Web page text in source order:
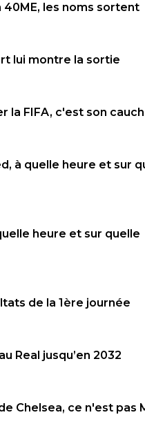
40ME, les noms sortent
lui montre la sortie
la FIFA, c'est son
à quelle heure et sur
heure et sur quelle
de la 1ère journée
Real jusqu’en 2032
Chelsea, ce n'est pas